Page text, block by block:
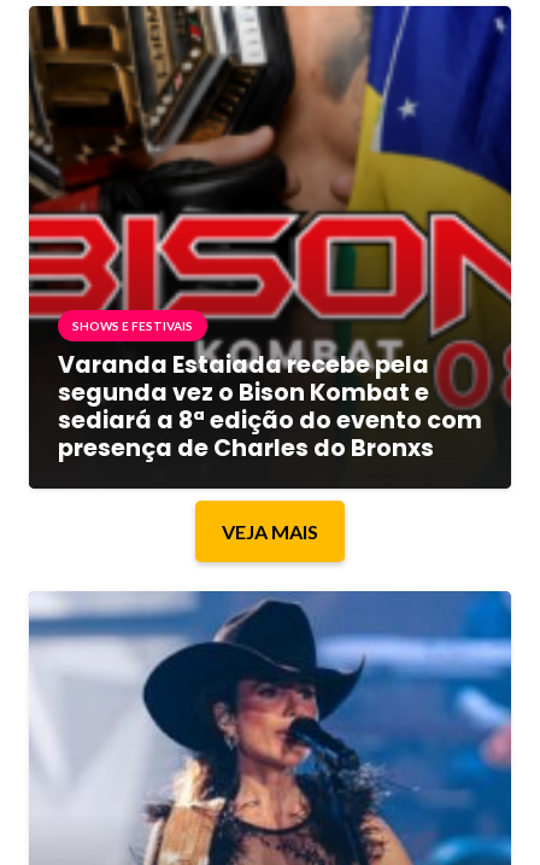
SHOWS E FESTIVAIS
Varanda Estaiada recebe pela
segunda vez o Bison Kombat e
sediará a 8ª edição do evento com
presença de Charles do Bronxs
VEJA MAIS